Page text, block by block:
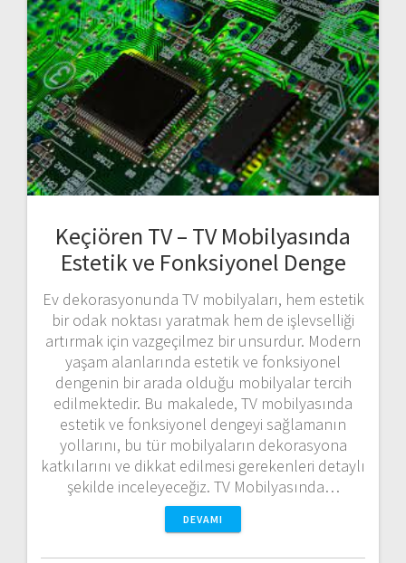
Keçiören TV – TV Mobilyasında
Estetik ve Fonksiyonel Denge
Ev dekorasyonunda TV mobilyaları, hem estetik
bir odak noktası yaratmak hem de işlevselliği
artırmak için vazgeçilmez bir unsurdur. Modern
yaşam alanlarında estetik ve fonksiyonel
dengenin bir arada olduğu mobilyalar tercih
edilmektedir. Bu makalede, TV mobilyasında
estetik ve fonksiyonel dengeyi sağlamanın
yollarını, bu tür mobilyaların dekorasyona
katkılarını ve dikkat edilmesi gerekenleri detaylı
şekilde inceleyeceğiz. TV Mobilyasında…
DEVAMI